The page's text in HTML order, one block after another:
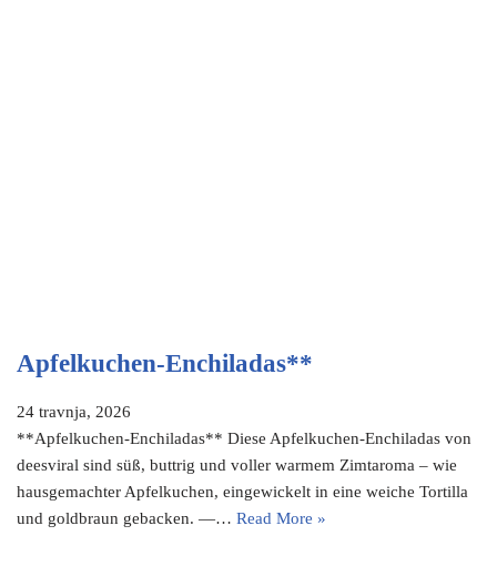
Apfelkuchen-Enchiladas**
24 travnja, 2026
**Apfelkuchen-Enchiladas** Diese Apfelkuchen-Enchiladas von
deesviral sind süß, buttrig und voller warmem Zimtaroma – wie
hausgemachter Apfelkuchen, eingewickelt in eine weiche Tortilla
und goldbraun gebacken. —… Read More »